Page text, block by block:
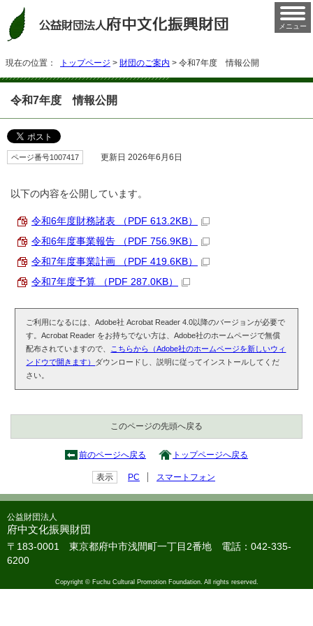
メニュー
現在の位置： トップページ > 財団のご案内 > 令和7年度 情報公開
令和7年度 情報公開
ページ番号1007417 更新日 2026年6月6日
以下の内容を公開しています。
令和6年度財務諸表 （PDF 613.2KB）
令和6年度事業報告 （PDF 756.9KB）
令和7年度事業計画 （PDF 419.6KB）
令和7年度予算 （PDF 287.0KB）
ご利用になるには、Adobe社 Acrobat Reader 4.0以降のバージョンが必要で
す。Acrobat Reader をお持ちでない方は、Adobe社のホームページで無償
配布されていますので、
こちらから（Adobe社のホームページを新しいウィ
ンドウで開きます） ダウンロードし、説明に従ってインストールしてくだ
さい。
このページの先頭へ戻る
前のページへ戻る トップページへ戻る
表示 PC スマートフォン
公益財団法人
府中文化振興財団
〒183-0001 東京都府中市浅間町一丁目2番地 電話：042-335-
6200
Copyright © Fuchu Cultural Promotion Foundation. All rights reserved.